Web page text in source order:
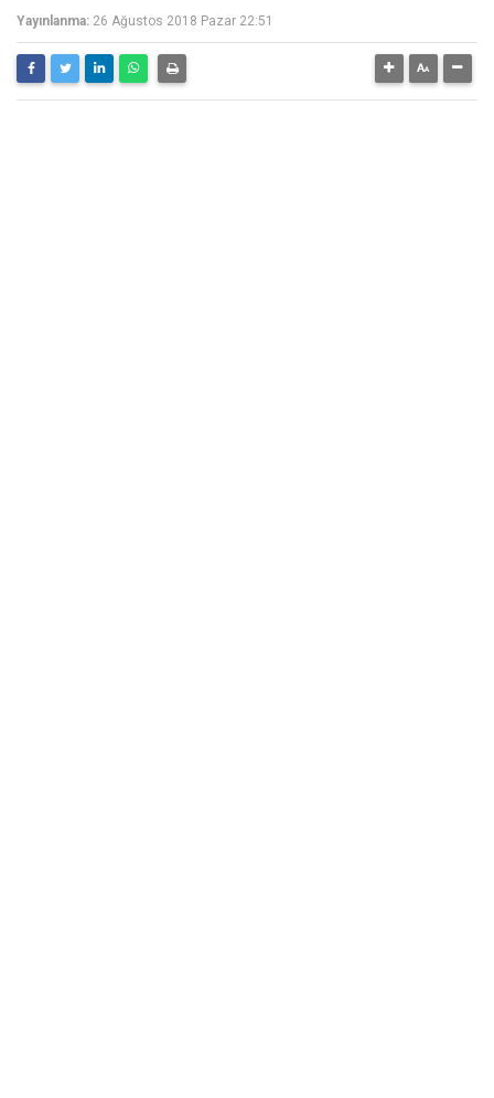
Yayınlanma: 26 Ağustos 2018 Pazar 22:51